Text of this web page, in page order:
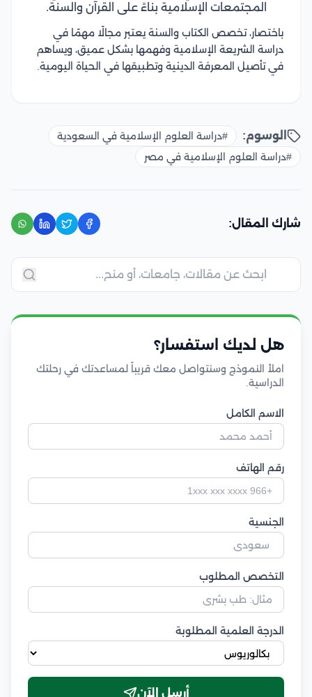
المجتمعات الإسلامية بناءً على القرآن والسنة.
باختصار، تخصص الكتاب والسنة يعتبر مجالًا مهمًا في
دراسة الشريعة الإسلامية وفهمها بشكل عميق، ويساهم
في تأصيل المعرفة الدينية وتطبيقها في الحياة اليومية.
الوسوم:
#دراسة العلوم الإسلامية في السعودية
#دراسة العلوم الإسلامية في مصر
شارك المقال:
هل لديك استفسار؟
املأ النموذج وسنتواصل معك قريباً لمساعدتك في رحلتك
الدراسية.
الاسم الكامل
رقم الهاتف
الجنسية
التخصص المطلوب
الدرجة العلمية المطلوبة
أرسل الآن